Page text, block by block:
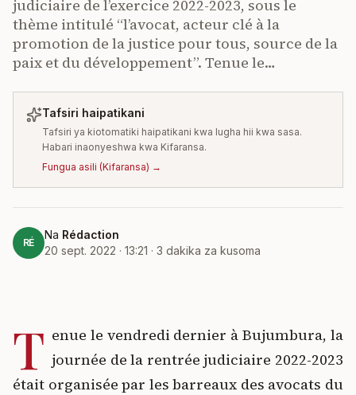
judiciaire de l’exercice 2022­-2023, sous le
thème intitulé “l’avocat, acteur clé à la
promotion de la justice pour tous, source de la
paix et du développement”. Tenue le…
Tafsiri haipatikani
Tafsiri ya kiotomatiki haipatikani kwa lugha hii kwa sasa.
Habari inaonyeshwa kwa Kifaransa.
Fungua asili (Kifaransa) →
RÉ
Na Rédaction
20 sept. 2022 · 13:21 · 3 dakika za kusoma
T enue le vendredi dernier à Bujumbura, la
journée de la rentrée judiciaire 2022-2023
était organisée par les barreaux des avocats du